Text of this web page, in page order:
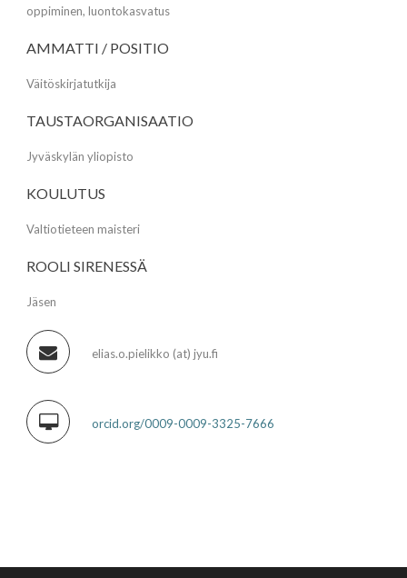
oppiminen, luontokasvatus
AMMATTI / POSITIO
Väitöskirjatutkija
TAUSTAORGANISAATIO
Jyväskylän yliopisto
KOULUTUS
Valtiotieteen maisteri
ROOLI SIRENESSÄ
Jäsen
elias.o.pielikko (at) jyu.fi
orcid.org/0009-0009-3325-7666